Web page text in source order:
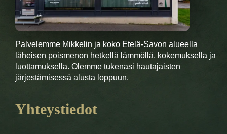
Palvelemme Mikkelin ja koko Etelä-Savon alueella
läheisen poismenon hetkellä lämmöllä, kokemuksella ja
luottamuksella. Olemme tukenasi hautajaisten
järjestämisessä alusta loppuun.
Yhteystiedot